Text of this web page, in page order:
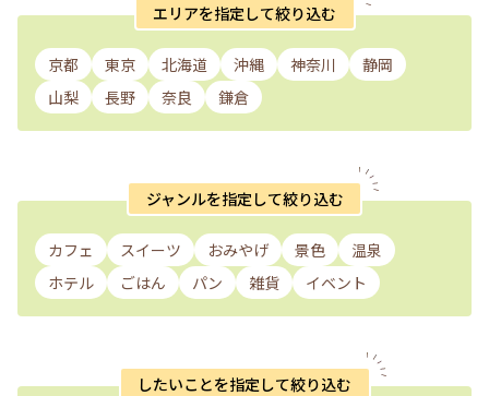
エリアを指定して絞り込む
京都 東京 北海道 沖縄 神奈川
静岡
山梨
長野 奈良 鎌倉
ジャンルを指定して絞り込む
カフェ スイーツ おみやげ 景色
温泉
ホテル
ごはん パン 雑貨 イベント
したいことを指定して絞り込む